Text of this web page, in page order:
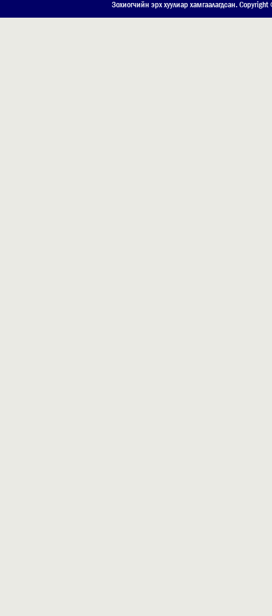
Зохиогчийн эрх хуулиар хамгаалагдсан.